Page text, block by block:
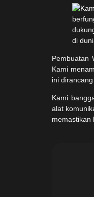
Pembuatan
Kami
ini
Kami
alat
memastikan